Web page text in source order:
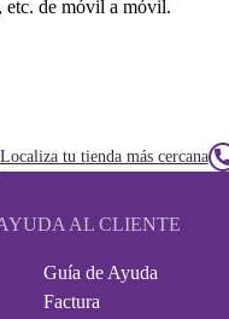
etc. de móvil a móvil.
Localiza tu tienda más cercana
AL CLIENTE
Guía de Ayuda
Factura